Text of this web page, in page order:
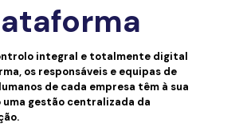
integral e totalmente digital
os responsáveis e equipas de
de cada empresa têm à sua
uma gestão centralizada da